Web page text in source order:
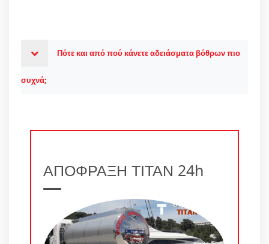
Πότε και από πού κάνετε αδειάσματα βόθρων πιο
συχνά;
ΑΠΟΦΡΑΞΗ ΤΙΤΑΝ 24h